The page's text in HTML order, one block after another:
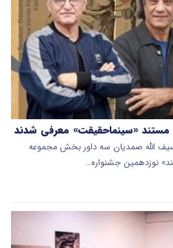
«سینماحقیقت» معرفی شدند
الله صمدیان سه داور بخش مجموعه
نوزدهمین جشنواره…